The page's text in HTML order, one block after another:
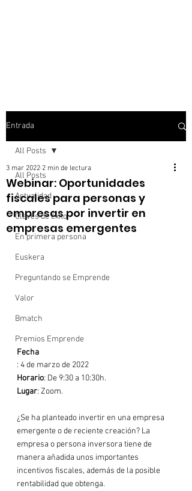
Entrada
All Posts
Actualidad
Claves de éxito
En primera persona
Euskera
Preguntando se Emprende
Valor
Bmatch
Premios Emprende
All Posts
Webinar: Oportunidades
fiscales para personas y
empresas por invertir en
empresas emergentes
3 mar 2022 2 min de lectura
Fecha
Horario
Lugar: Zoom.
¿Se ha planteado invertir en una empresa
emergente o de reciente creación? La
empresa o persona inversora tiene de
manera añadida unos importantes
incentivos fiscales, además de la posible
rentabilidad que obtenga.